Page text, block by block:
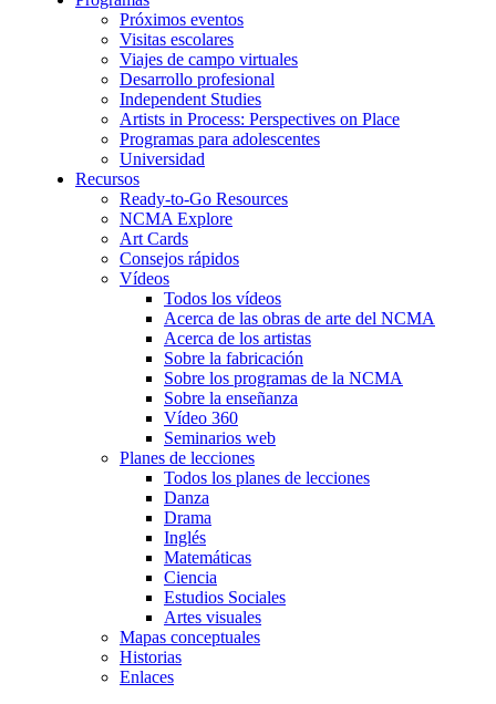
Próximos eventos
Visitas escolares
Viajes de campo virtuales
Desarrollo profesional
Independent Studies
Artists in Process: Perspectives on Place
Programas para adolescentes
Universidad
Recursos
Ready-to-Go Resources
NCMA Explore
Art Cards
Consejos rápidos
Vídeos
Todos los vídeos
Acerca de las obras de arte del NCMA
Acerca de los artistas
Sobre la fabricación
Sobre los programas de la NCMA
Sobre la enseñanza
Vídeo 360
Seminarios web
Planes de lecciones
Todos los planes de lecciones
Danza
Drama
Inglés
Matemáticas
Ciencia
Estudios Sociales
Artes visuales
Mapas conceptuales
Historias
Enlaces